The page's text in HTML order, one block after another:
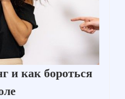
и как бороться